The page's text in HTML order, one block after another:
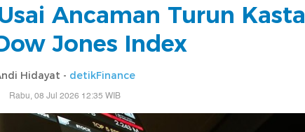
Ancaman Turun Kasta
Jones Index
Hidayat - detikFinance
Rabu, 08 Jul 2026 12:35 WIB